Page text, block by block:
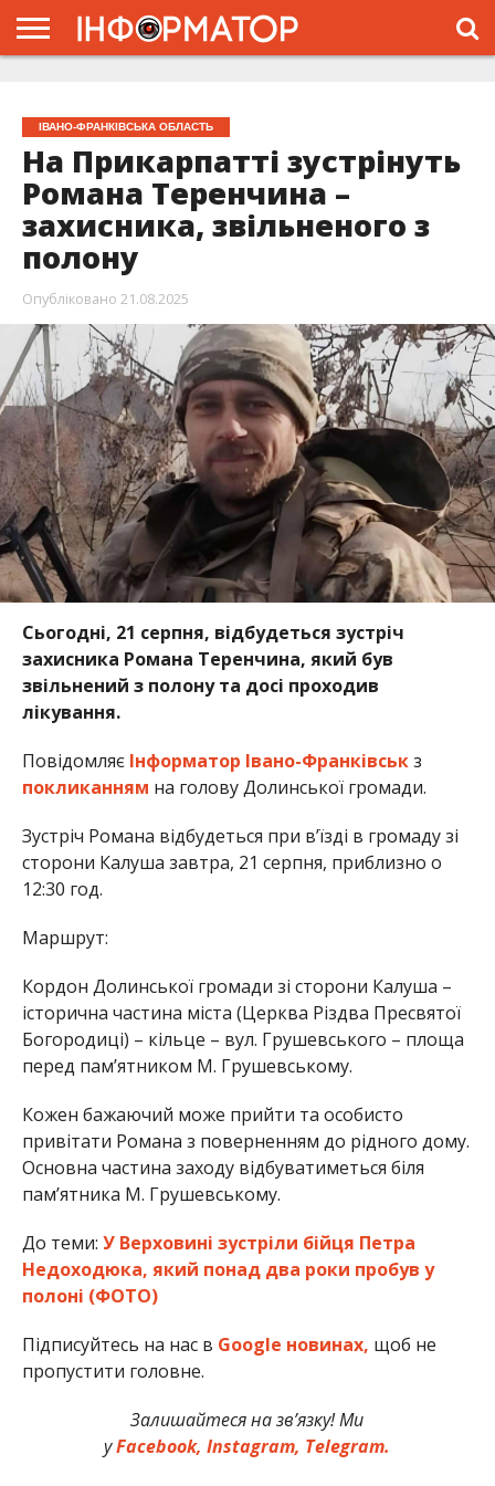
ІВАНО-ФРАНКІВСЬКА ОБЛАСТЬ
На Прикарпатті зустрінуть
Романа Теренчина –
захисника, звільненого з
полону
Опубліковано 21.08.2025
Сьогодні, 21 серпня, відбудеться зустріч
захисника Романа Теренчина, який був
звільнений з полону та досі проходив
лікування.
Повідомляє Інформатор Івано-Франківськз
покликанням на голову Долинської громади.
Зустріч Романа відбудеться при вʼїзді в громаду зі
сторони Калуша завтра, 21 серпня, приблизно о
12:30 год.
Маршрут:
Кордон Долинської громади зі сторони Калуша –
історична частина міста (Церква Різдва Пресвятої
Богородиці) – кільце – вул. Грушевського – площа
перед памʼятником М. Грушевському.
Кожен бажаючий може прийти та особисто
привітати Романа з поверненням до рідного дому.
Основна частина заходу відбуватиметься біля
памʼятника М. Грушевському.
До теми: У Верховині зустріли бійця Петра
Недоходюка, який понад два роки пробув у
полоні (ФОТО)
Підписуйтесь на нас в Google новинах, щоб не
пропустити головне.
Залишайтеся на зв’язку! Ми
уFacebook, Instagram, Telegram.